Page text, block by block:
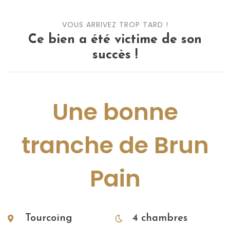
VOUS ARRIVEZ TROP TARD !
Ce bien a été victime de son
succès !
Une bonne
tranche de Brun
Pain
Tourcoing 4 chambres